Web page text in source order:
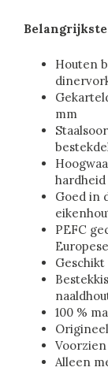
Houten
mm
Goed in
PEFC
100 %
Alleen